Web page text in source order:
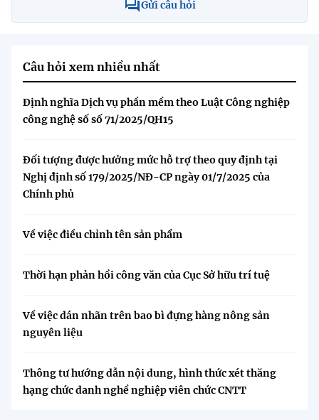
Gửi câu hỏi
Câu hỏi xem nhiều nhất
Định nghĩa Dịch vụ phần mềm theo Luật Công nghiệp
công nghệ số số 71/2025/QH15
Đối tượng được hưởng mức hỗ trợ theo quy định tại
Nghị định số 179/2025/NĐ-CP ngày 01/7/2025 của
Chính phủ
Về việc điều chỉnh tên sản phẩm
Thời hạn phản hồi công văn của Cục Sở hữu trí tuệ
Về việc dán nhãn trên bao bì đựng hàng nông sản
nguyên liệu
Thông tư hướng dẫn nội dung, hình thức xét thăng
hạng chức danh nghề nghiệp viên chức CNTT